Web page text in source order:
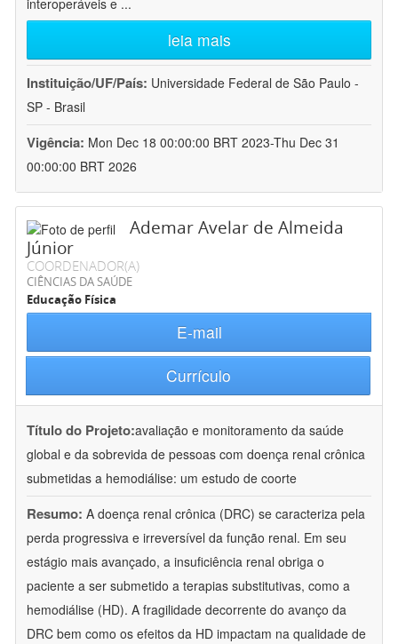
interoperáveis e ...
leia mais
Instituição/UF/País: Universidade Federal de São Paulo -
SP - Brasil
Vigência: Mon Dec 18 00:00:00 BRT 2023-Thu Dec 31
00:00:00 BRT 2026
Ademar Avelar de Almeida
Júnior
COORDENADOR(A)
CIÊNCIAS DA SAÚDE
Educação Física
E-mail
Currículo
Título do Projeto:avaliação e monitoramento da saúde
global e da sobrevida de pessoas com doença renal crônica
submetidas a hemodiálise: um estudo de coorte
Resumo: A doença renal crônica (DRC) se caracteriza pela
perda progressiva e irreversível da função renal. Em seu
estágio mais avançado, a insuficiência renal obriga o
paciente a ser submetido a terapias substitutivas, como a
hemodiálise (HD). A fragilidade decorrente do avanço da
DRC bem como os efeitos da HD impactam na qualidade de